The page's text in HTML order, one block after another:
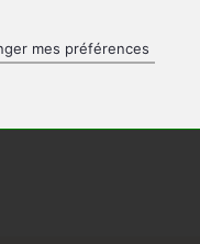
mes préférences